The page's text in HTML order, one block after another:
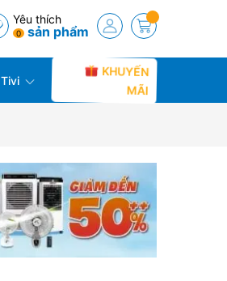
Yêu thích
0 sản phẩm
Tivi
KHUYẾN
MÃI